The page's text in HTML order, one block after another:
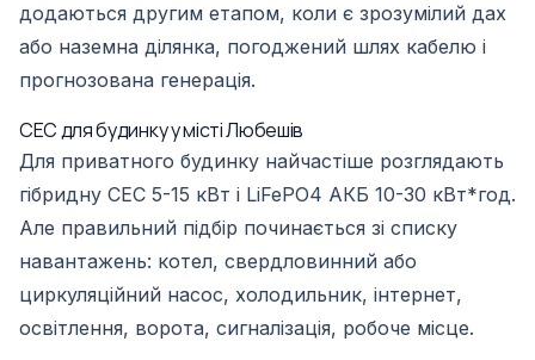
додаються другим етапом, коли є зрозумілий дах
або наземна ділянка, погоджений шлях кабелю і
прогнозована генерація.
СЕС для будинку у місті Любешів
Для приватного будинку найчастіше розглядають
гібридну СЕС 5-15 кВт і LiFePO4 АКБ 10-30 кВт*год.
Але правильний підбір починається зі списку
навантажень: котел, свердловинний або
циркуляційний насос, холодильник, інтернет,
освітлення, ворота, сигналізація, робоче місце.